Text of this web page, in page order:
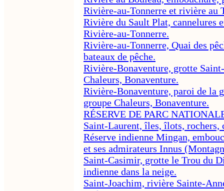
Rivière-au-Tonnerre et rivière au
Rivière du Sault Plat, cannelures
Rivière-au-Tonnerre.
Rivière-au-Tonnerre, Quai des
bateaux de pêche.
Rivière-Bonaventure, grotte
Chaleurs, Bonaventure.
Rivière-Bonaventure, paroi de la
groupe Chaleurs, Bonaventure.
RÉSERVE DE PARC
Saint-Laurent, îles, îlots, rochers,
Réserve indienne Mingan,
et ses admirateurs Innus
Saint-Casimir, grotte le Trou du
indienne dans la neige.
Saint-Joachim, rivière Sainte-